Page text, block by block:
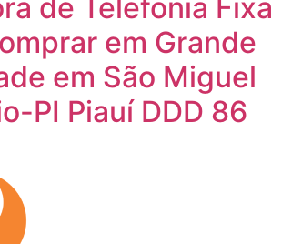
de Telefonia Fixa
em Grande
em São Miguel
PI Piauí DDD 86